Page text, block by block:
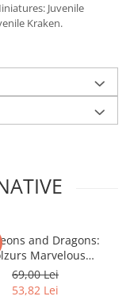
Juvenile
Kraken.
and Dragons:
Marvelous
Miniatures -
Triceratops
69,00 Lei
53,82 Lei